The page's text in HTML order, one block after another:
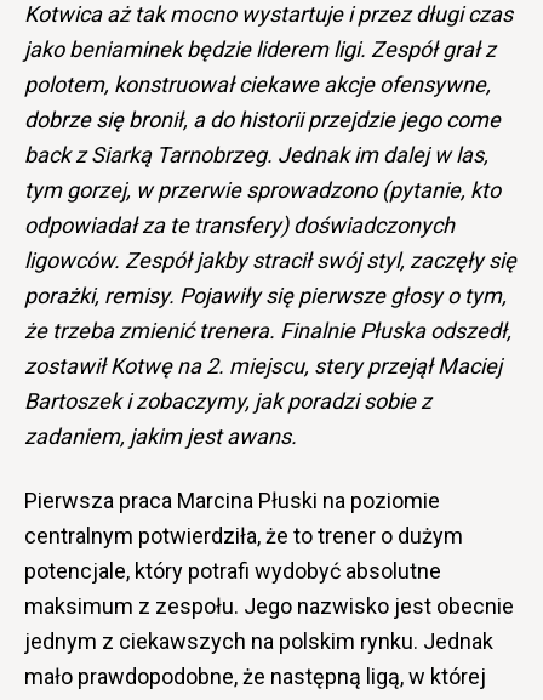
Kotwica aż tak mocno wystartuje i przez długi czas
jako beniaminek będzie liderem ligi. Zespół grał z
polotem, konstruował ciekawe akcje ofensywne,
dobrze się bronił, a do historii przejdzie jego come
back z Siarką Tarnobrzeg. Jednak im dalej w las,
tym gorzej, w przerwie sprowadzono (pytanie, kto
odpowiadał za te transfery) doświadczonych
ligowców. Zespół jakby stracił swój styl, zaczęły się
porażki, remisy. Pojawiły się pierwsze głosy o tym,
że trzeba zmienić trenera. Finalnie Płuska odszedł,
zostawił Kotwę na 2. miejscu, stery przejął Maciej
Bartoszek i zobaczymy, jak poradzi sobie z
zadaniem, jakim jest awans.
Pierwsza praca Marcina Płuski na poziomie
centralnym potwierdziła, że to trener o dużym
potencjale, który potrafi wydobyć absolutne
maksimum z zespołu. Jego nazwisko jest obecnie
jednym z ciekawszych na polskim rynku. Jednak
mało prawdopodobne, że następną ligą, w której